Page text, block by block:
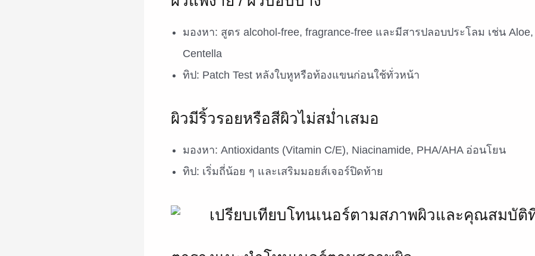
มองหา: สูตร alcohol-free, fragrance-free และมีสารปลอบประโลม เช่น Aloe,
Centella
ทิป: Patch Test หลังใบหูหรือท้องแขนก่อนใช้ทั่วหน้า
ผิวมีริ้วรอยหรือสีผิวไม่สม่ำเสมอ
มองหา: Antioxidants (Vitamin C/E), Niacinamide, PHA/AHA อ่อนโยน
ทิป: เริ่มถี่น้อย ๆ และเสริมมอยส์เจอร์ปิดท้าย